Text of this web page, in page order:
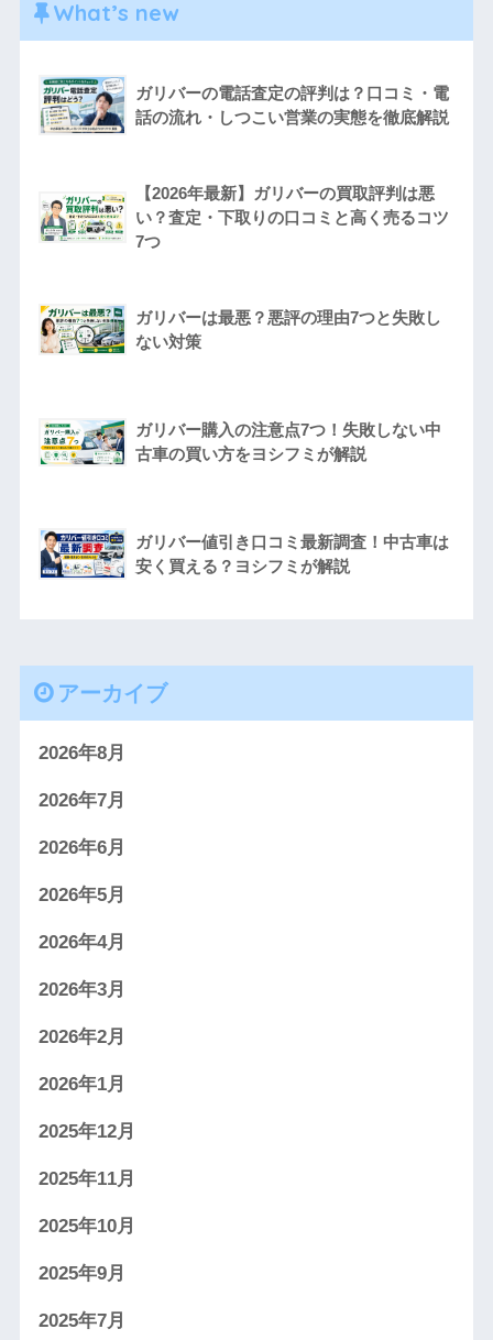
What’s new
ガリバーの電話査定の評判は？口コミ・電
話の流れ・しつこい営業の実態を徹底解説
【2026年最新】ガリバーの買取評判は悪
い？査定・下取りの口コミと高く売るコツ
7つ
ガリバーは最悪？悪評の理由7つと失敗し
ない対策
ガリバー購入の注意点7つ！失敗しない中
古車の買い方をヨシフミが解説
ガリバー値引き口コミ最新調査！中古車は
安く買える？ヨシフミが解説
アーカイブ
2026年8月
2026年7月
2026年6月
2026年5月
2026年4月
2026年3月
2026年2月
2026年1月
2025年12月
2025年11月
2025年10月
2025年9月
2025年7月